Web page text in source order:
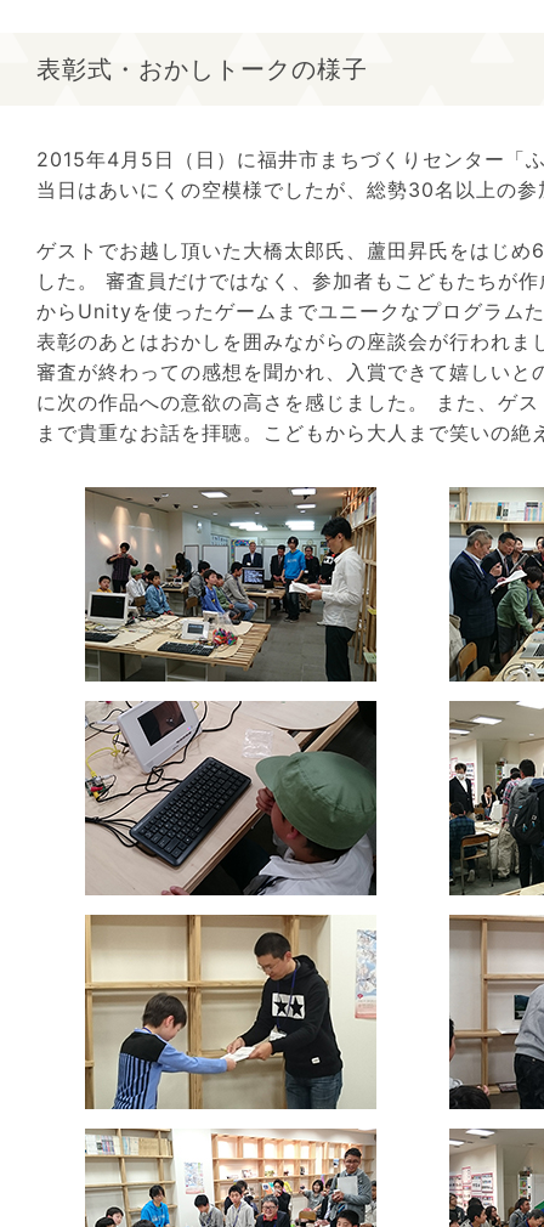
表彰式・おかしトークの様子
2015年4月5日（日）に福井市まちづくりセンター「
当日はあいにくの空模様でしたが、総勢30名以上の
ゲストでお越し頂いた大橋太郎氏、蘆田昇氏をはじ
した。 審査員だけではなく、参加者もこどもたちが
からUnityを使ったゲームまでユニークなプログラム
表彰のあとはおかしを囲みながらの座談会が行われま
審査が終わっての感想を聞かれ、入賞できて嬉しい
に次の作品への意欲の高さを感じました。 また、ゲ
まで貴重なお話を拝聴。こどもから大人まで笑いの